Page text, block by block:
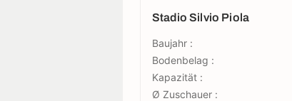
Stadio Silvio Piola
Baujahr :
Bodenbelag :
Kapazität :
Ø Zuschauer :